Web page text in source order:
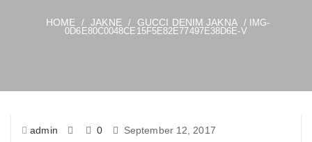
HOME / JAKNE / GUCCI DENIM JAKNA
/ IMG-
0D6E80C0048CE15F5E82E77497E38D6E-V
admin 0 September 12, 2017